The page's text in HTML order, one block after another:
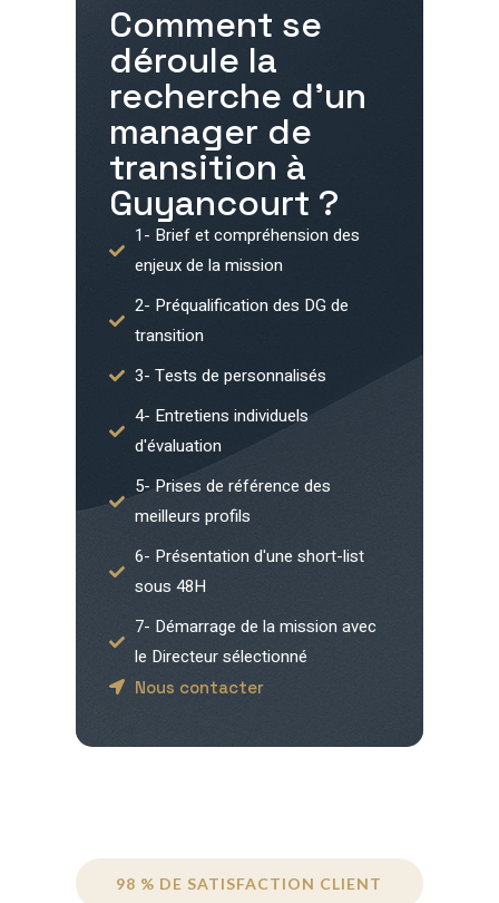
Comment se
déroule la
recherche d'un
manager de
transition à
Guyancourt ?
1- Brief et compréhension des
enjeux de la mission
2- Préqualification des DG de
transition
3- Tests de personnalisés
4- Entretiens individuels
d'évaluation
5- Prises de référence des
meilleurs profils
6- Présentation d'une short-list
sous 48H
7- Démarrage de la mission avec
le Directeur sélectionné
Nous contacter
98 % DE SATISFACTION CLIENT